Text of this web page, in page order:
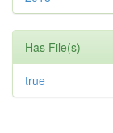
Has File(s)
true